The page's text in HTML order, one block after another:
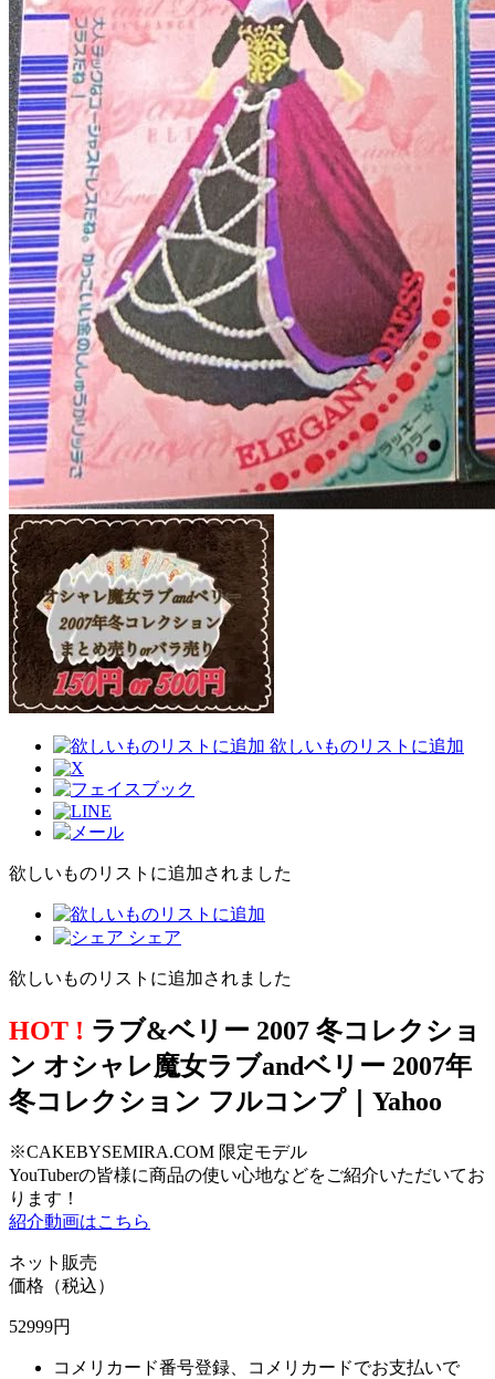
欲しいものリストに追加
欲しいものリストに追加されました
シェア
欲しいものリストに追加されました
HOT ! ラブ&ベリー 2007 冬コレクショ
ン オシャレ魔女ラブandベリー 2007年
冬コレクション フルコンプ｜Yahoo
※CAKEBYSEMIRA.COM 限定モデル
YouTuberの皆様に商品の使い心地などをご紹介いただいてお
ります！
紹介動画はこちら
ネット販売
価格（税込）
52999円
コメリカード番号登録、コメリカードでお支払いで